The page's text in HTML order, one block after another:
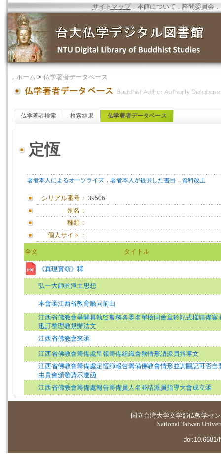
サイトマップ．本館について ．諮問委員会 ．
． ホーム > 仏学著者データベース
仏学著者検索 検索結果 仏学著者データベース
定恆
著者本人によるオーソライズ ． 著者本人が提供した書目 ． 資料改正
シリアル番号： 39506
別名：
種類：
個人サイト：
全文 タイトル
《真現實頌》釋
弘一大師的淨土思想
本會函江西省教育廳同前由
江西省佛教會呈開具執監常務各委名單檢同會章鈐記式樣請備案
迅訂整理教規辦法文
江西省佛教會來函
江西省佛教會籌備處呈報籌備組織會務情形請派員指導文
江西省佛教會籌備處定恆師報告籌備佛教會情形並詢圖記可否自
由貴會頒發請示遵函
江西省佛教會籌備處報告籌備員人名並請派員指導大會成立函
国立台湾大学文学部仏教学セ
National Taiwan
doi:10.6681/